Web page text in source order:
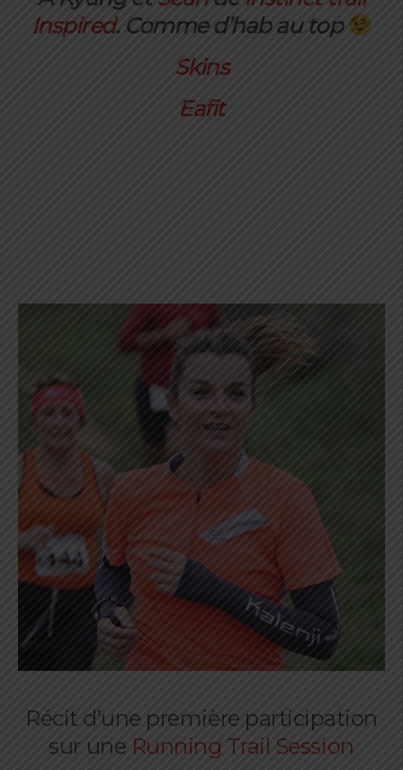
Inspired. Comme d’hab au top
Skins
Eafit
Récit d’une première participation
sur une Running Trail Session